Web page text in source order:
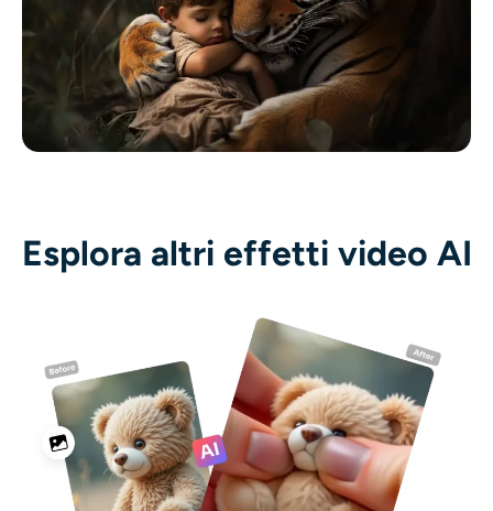
Esplora altri effetti video AI